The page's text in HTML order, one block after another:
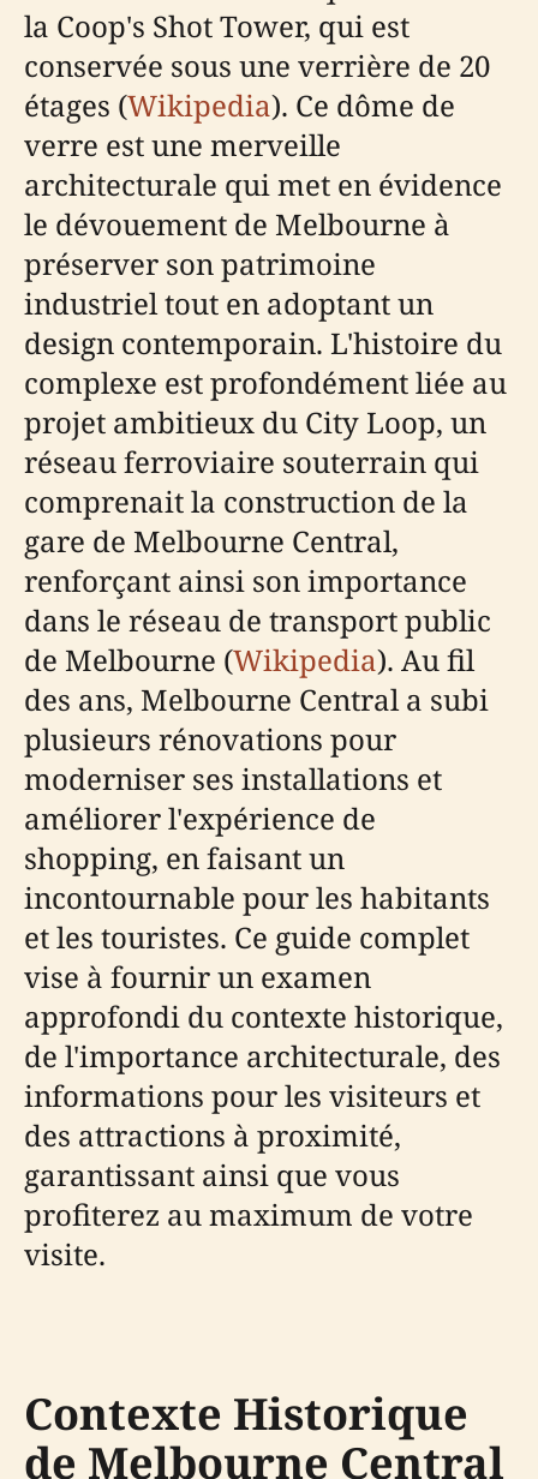
la Coop's Shot Tower, qui est
conservée sous une verrière de 20
étages (Wikipedia). Ce dôme de
verre est une merveille
architecturale qui met en évidence
le dévouement de Melbourne à
préserver son patrimoine
industriel tout en adoptant un
design contemporain. L'histoire du
complexe est profondément liée au
projet ambitieux du City Loop, un
réseau ferroviaire souterrain qui
comprenait la construction de la
gare de Melbourne Central,
renforçant ainsi son importance
dans le réseau de transport public
de Melbourne (Wikipedia). Au fil
des ans, Melbourne Central a subi
plusieurs rénovations pour
moderniser ses installations et
améliorer l'expérience de
shopping, en faisant un
incontournable pour les habitants
et les touristes. Ce guide complet
vise à fournir un examen
approfondi du contexte historique,
de l'importance architecturale, des
informations pour les visiteurs et
des attractions à proximité,
garantissant ainsi que vous
profiterez au maximum de votre
visite.
Contexte Historique
de Melbourne Central